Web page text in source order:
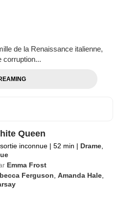
de la Renaissance italienne,
corruption...
Queen
inconnue | 52 min | Drame
Emma Frost
Ferguson ,Amanda Hale